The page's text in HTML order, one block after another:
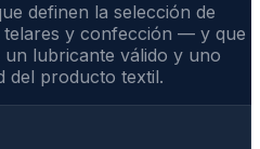
definen la selección de
y confección — y que
lubricante válido y uno
del producto textil.